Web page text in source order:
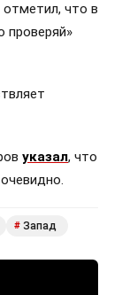
отметил, что в
проверяй»
указал, что
# Запад